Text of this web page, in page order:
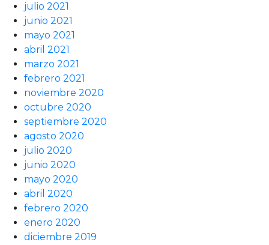
julio 2021
junio 2021
mayo 2021
abril 2021
marzo 2021
febrero 2021
noviembre 2020
octubre 2020
septiembre 2020
agosto 2020
julio 2020
junio 2020
mayo 2020
abril 2020
febrero 2020
enero 2020
diciembre 2019